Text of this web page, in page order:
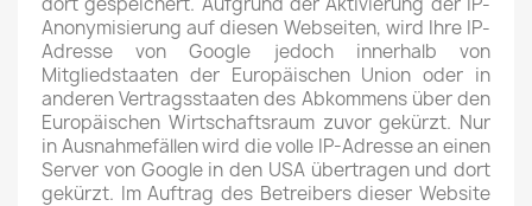
Anonymisierung auf diesen Webseiten, wird Ihre IP-
Adresse von Google jedoch innerhalb von
Mitgliedstaaten der Europäischen Union oder in
anderen Vertragsstaaten des Abkommens über den
Europäischen Wirtschaftsraum zuvor gekürzt. Nur
in Ausnahmefällen wird die volle IP-Adresse an einen
Server von Google in den USA übertragen und dort
gekürzt. Im Auftrag des Betreibers dieser Website